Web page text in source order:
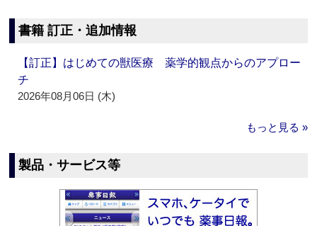
書籍 訂正・追加情報
【訂正】はじめての獣医療 薬学的観点からのアプロー
チ
2026年08月06日 (木)
もっと見る »
製品・サービス等